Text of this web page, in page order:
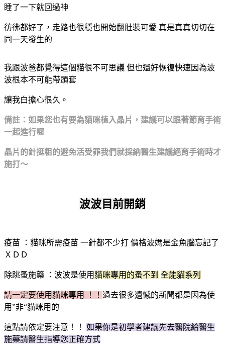
睡了一下就回過神
彷彿都好了，走路也很穩也開始翻肚裝可愛 真是真真切切在
同一天發生的
我跟波爸都覺得這個貓很不可思議 但也還好恢復快速因為波
波根本不可能帶頭套
讓我白擔心很久。
備註：如果您也有要為貓咪植入晶片，建議可以跟著節育手術
一起進行喔
晶片的針挺粗的避免活受罪我們就採納醫生建議絕育手術時才
施打～
波波目前開銷
疫苗 ：貓咪所需疫苗 一針都不少打 價格波媽是金魚腦忘記了
ＸＤＤ
除跳蚤施藥 ：波波是使用 貓咪專用的蚤不到 全能貓系列
請一定要使用貓咪專用 ！！ 過去很多遺憾的新聞都是因為使
用”非“貓咪用的
這點請依定要注意！！ 如果你是初學者建議先去醫院給醫生
施藥請醫生指導您正確方式